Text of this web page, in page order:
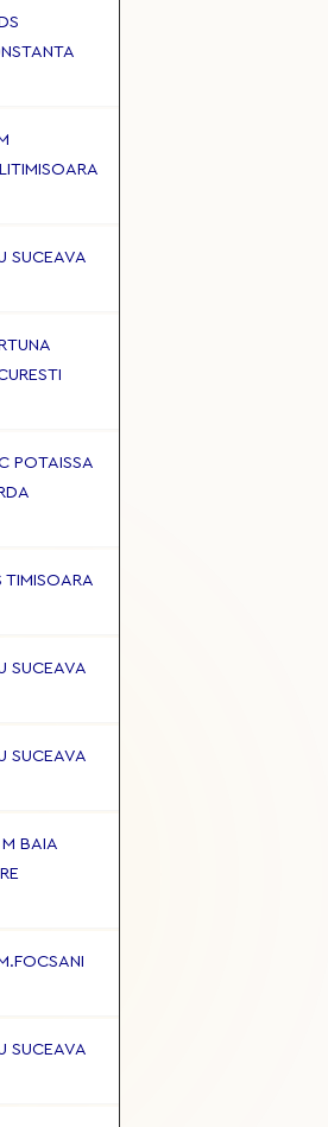
SUCEAVA
POTAISSA
TIMISOARA
SUCEAVA
SUCEAVA
BAIA
SUCEAVA